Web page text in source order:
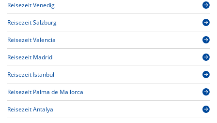
Reisezeit Venedig
Reisezeit Salzburg
Reisezeit Valencia
Reisezeit Madrid
Reisezeit Istanbul
Reisezeit Palma de Mallorca
Reisezeit Antalya